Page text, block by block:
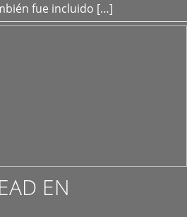
fue incluido […]
EN